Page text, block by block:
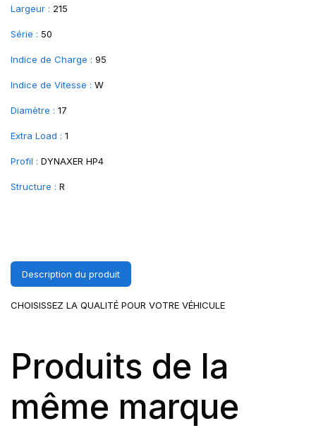
Largeur : 215
Série : 50
Indice de Charge : 95
Indice de Vitesse : W
Diamètre : 17
Extra Load : 1
Profil : DYNAXER HP4
Structure : R
Description du produit
CHOISISSEZ LA QUALITÉ POUR VOTRE VÉHICULE
Produits de la
même marque